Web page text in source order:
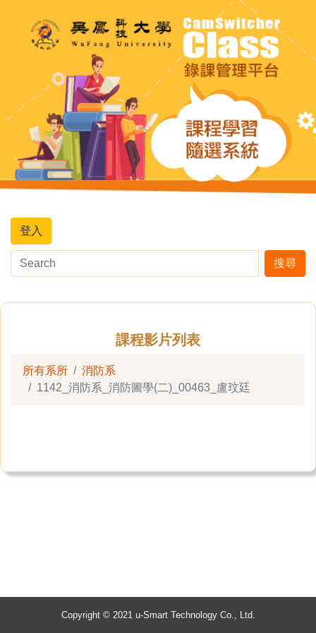
登入
搜尋
課程影片列表
所有系所
消防系
1142_消防系_消防圖學(二)_00463_盧玟廷
Copyright © 2021 u-Smart Technology Co., Ltd.